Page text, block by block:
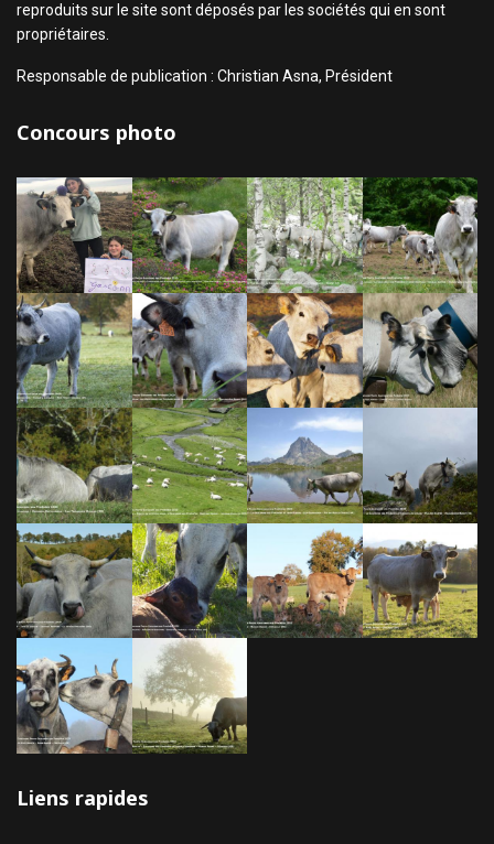
reproduits sur le site sont déposés par les sociétés qui en sont
propriétaires.
Responsable de publication : Christian Asna, Président
Concours photo
Liens rapides